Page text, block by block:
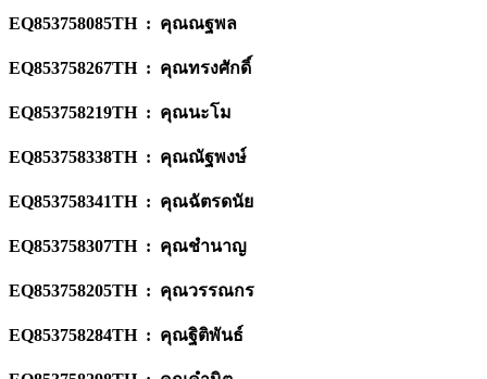
EQ853758085TH : คุณณฐพล
EQ853758267TH : คุณทรงศักดิ์
EQ853758219TH : คุณนะโม
EQ853758338TH : คุณณัฐพงษ์
EQ853758341TH : คุณฉัตรดนัย
EQ853758307TH : คุณชำนาญ
EQ853758205TH : คุณวรรณกร
EQ853758284TH : คุณฐิติพันธ์